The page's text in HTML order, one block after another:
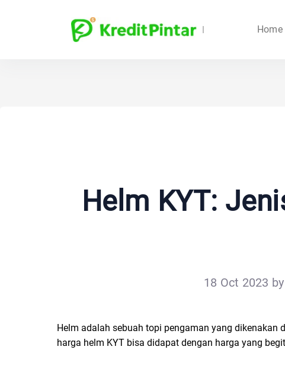
Home
Helm KYT:
18 Oct 2023
Helm adalah sebuah topi pengaman yang dikenakan
harga helm KYT bisa didapat dengan harga yang